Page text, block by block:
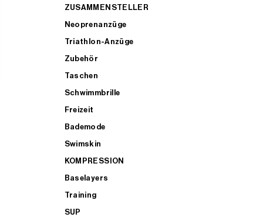
ZUSAMMENSTELLER
Neoprenanzüge
Triathlon-Anzüge
Zubehör
Taschen
Schwimmbrille
Freizeit
Bademode
Swimskin
KOMPRESSION
Baselayers
Training
SUP